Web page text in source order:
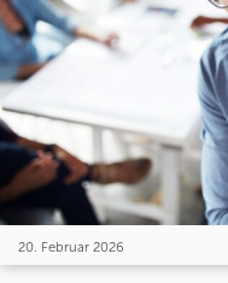
20. Februar 2026